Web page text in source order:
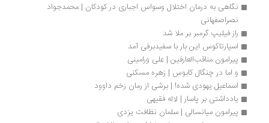
نگاهی به درمان اختلال وسواس اجباری در کودکان | محمدجواد
نصراصفهانی
راز فیلیپ گرمبر بر ملا شد
اسپارتاکوس این بار با سفیدبرفی آمد
پیرامون مناقب‌العارفین | علی ورامینی
و اما در چنگال کابوس | زهره مسکنی
اسماعیل یهودی شده! | برشی از رمان زخم داوود
یادداشتی بر پاسار | لاله فقیهی
پیرامون میانسالی | سلمان نظافت یزدی